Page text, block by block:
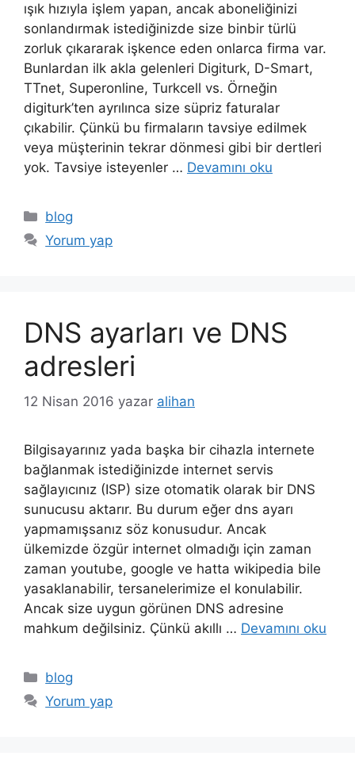
ışık hızıyla işlem yapan, ancak aboneliğinizi
sonlandırmak istediğinizde size binbir türlü
zorluk çıkararak işkence eden onlarca firma var.
Bunlardan ilk akla gelenleri Digiturk, D-Smart,
TTnet, Superonline, Turkcell vs. Örneğin
digiturk’ten ayrılınca size süpriz faturalar
çıkabilir. Çünkü bu firmaların tavsiye edilmek
veya müşterinin tekrar dönmesi gibi bir dertleri
yok. Tavsiye isteyenler … Devamını oku
Kategoriler
blog
Yorum yap
DNS ayarları ve DNS
adresleri
12 Nisan 2016 yazar alihan
Bilgisayarınız yada başka bir cihazla internete
bağlanmak istediğinizde internet servis
sağlayıcınız (ISP) size otomatik olarak bir DNS
sunucusu aktarır. Bu durum eğer dns ayarı
yapmamışsanız söz konusudur. Ancak
ülkemizde özgür internet olmadığı için zaman
zaman youtube, google ve hatta wikipedia bile
yasaklanabilir, tersanelerimize el konulabilir.
Ancak size uygun görünen DNS adresine
mahkum değilsiniz. Çünkü akıllı … Devamını oku
Kategoriler
blog
Yorum yap